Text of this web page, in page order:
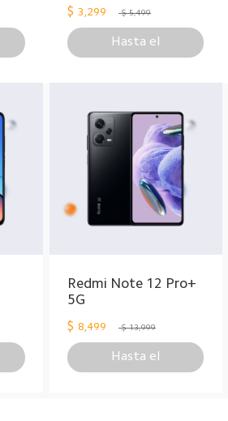
$ 3,299 $ 5,499
Hasta el
Redmi Note 12 Pro+
5G
$ 8,499 $ 13,999
Hasta el